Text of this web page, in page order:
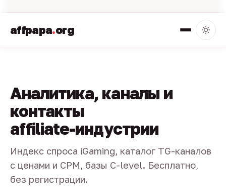
affpapa.org
Аналитика, каналы и
контакты
affiliate-индустрии
Индекс спроса iGaming, каталог TG-каналов
с ценами и CPM, базы C-level. Бесплатно,
без регистрации.